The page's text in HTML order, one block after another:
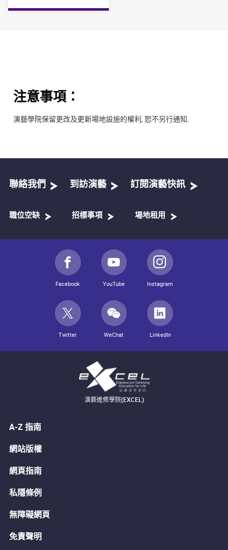
注意事項：
演藝學院保留更改及更新場地設施的權利, 恕不另行通知.
聯絡我們 到訪演藝 訂閱演藝快訊
職位空缺 招標事項 場地租用
Facebook YouTube Instagram
Twitter WeChat LinkedIn
演藝進修學院(EXCEL)
A-Z 指南
網站版權
網頁指南
私隱條例
無障礙網頁
免責聲明